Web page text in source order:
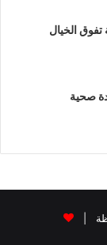
تفوق الخيال